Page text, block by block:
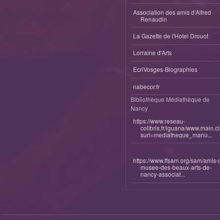
Association des amis d'Alfred
Renaudin
La Gazette de l'Hotel Drouot
Lorraine d'Arts
EcriVosges-Biographies
nabecor.fr
Bibliothèque Médiathèque de
Nancy
https://www.reseau-
colibris.fr/iguana/
surl=mediatheque_manu...
https://www.ffsam.org/sam/amis-
musee-des-beaux-arts-de-
nancy-associat...